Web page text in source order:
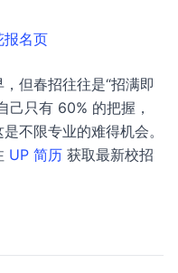
报名页
但春招往往是“招满即
己只有 60% 的把握，
不限专业的难得机会。
UP 简历 获取最新校招